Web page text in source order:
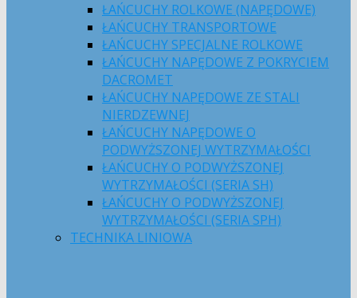
ŁAŃCUCHY ROLKOWE (NAPĘDOWE)
ŁAŃCUCHY TRANSPORTOWE
ŁAŃCUCHY SPECJALNE ROLKOWE
ŁAŃCUCHY NAPĘDOWE Z POKRYCIEM
DACROMET
ŁAŃCUCHY NAPĘDOWE ZE STALI
NIERDZEWNEJ
ŁAŃCUCHY NAPĘDOWE O
PODWYŻSZONEJ WYTRZYMAŁOŚCI
ŁAŃCUCHY O PODWYŻSZONEJ
WYTRZYMAŁOŚCI (SERIA SH)
ŁAŃCUCHY O PODWYŻSZONEJ
WYTRZYMAŁOŚCI (SERIA SPH)
TECHNIKA LINIOWA